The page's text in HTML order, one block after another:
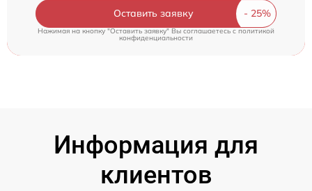
Оставить заявку
Нажимая на кнопку "Оставить заявку" Вы соглашаетесь c политикой
конфиденциальности
Информация для
клиентов